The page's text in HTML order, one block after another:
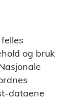
og bruk
dataene